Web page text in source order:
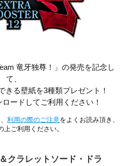
竜牙独尊！」の発売を記念し
て、
きる壁紙を3種類プレゼント！
ードしてご利用ください！
利用の際のご注意をよくお読み頂き、
上ご利用ください。
クラレットソード・ドラ